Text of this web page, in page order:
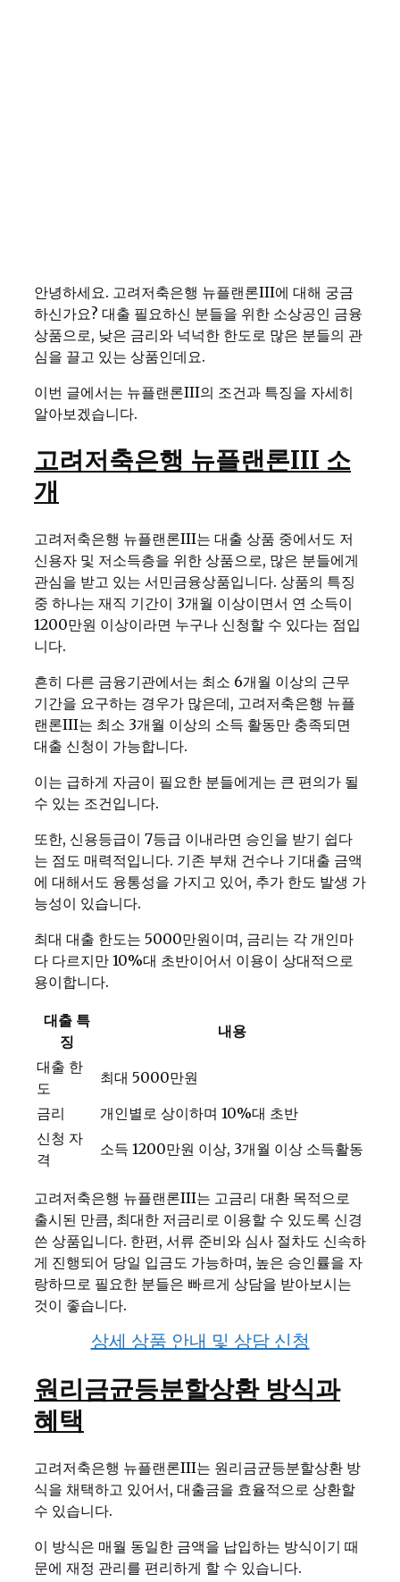
안녕하세요. 고려저축은행 뉴플랜론III에 대해 궁금
하신가요? 대출 필요하신 분들을 위한 소상공인 금융
상품으로, 낮은 금리와 넉넉한 한도로 많은 분들의 관
심을 끌고 있는 상품인데요.
이번 글에서는 뉴플랜론III의 조건과 특징을 자세히
알아보겠습니다.
고려저축은행 뉴플랜론III 소
개
고려저축은행 뉴플랜론III는 대출 상품 중에서도 저
신용자 및 저소득층을 위한 상품으로, 많은 분들에게
관심을 받고 있는 서민금융상품입니다. 상품의 특징
중 하나는 재직 기간이 3개월 이상이면서 연 소득이
1200만원 이상이라면 누구나 신청할 수 있다는 점입
니다.
흔히 다른 금융기관에서는 최소 6개월 이상의 근무
기간을 요구하는 경우가 많은데, 고려저축은행 뉴플
랜론III는 최소 3개월 이상의 소득 활동만 충족되면
대출 신청이 가능합니다.
이는 급하게 자금이 필요한 분들에게는 큰 편의가 될
수 있는 조건입니다.
또한, 신용등급이 7등급 이내라면 승인을 받기 쉽다
는 점도 매력적입니다. 기존 부채 건수나 기대출 금액
에 대해서도 융통성을 가지고 있어, 추가 한도 발생 가
능성이 있습니다.
최대 대출 한도는 5000만원이며, 금리는 각 개인마
다 다르지만 10%대 초반이어서 이용이 상대적으로
용이합니다.
대출 특
징
내용
대출 한
도
최대 5000만원
금리
개인별로 상이하며 10%대 초반
신청 자
격
소득 1200만원 이상, 3개월 이상 소득활동
고려저축은행 뉴플랜론III는 고금리 대환 목적으로
출시된 만큼, 최대한 저금리로 이용할 수 있도록 신경
쓴 상품입니다. 한편, 서류 준비와 심사 절차도 신속하
게 진행되어 당일 입금도 가능하며, 높은 승인률을 자
랑하므로 필요한 분들은 빠르게 상담을 받아보시는
것이 좋습니다.
상세 상품 안내 및 상담 신청
원리금균등분할상환 방식과
혜택
고려저축은행 뉴플랜론III는 원리금균등분할상환 방
식을 채택하고 있어서, 대출금을 효율적으로 상환할
수 있습니다.
이 방식은 매월 동일한 금액을 납입하는 방식이기 때
문에 재정 관리를 편리하게 할 수 있습니다.